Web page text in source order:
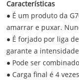
Características
● É um produto da
amarrar e puxar.
● É forjado por liga
garante a
● Pode ser
● Carga final é 4